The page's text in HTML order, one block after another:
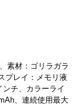
素材：ゴリラガラ
プレイ：メモリ液
チ、カラーライ
、連続使用最大